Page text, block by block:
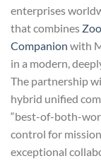
enterprises
that combines
Companion with
in a modern,
The partnership
hybrid unified
“best-of-both-
control for
exceptional